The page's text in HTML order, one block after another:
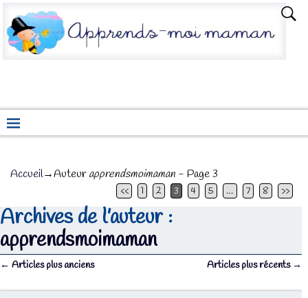
Accueil→Auteurapprendsmoimaman - Page 3
<< 1 2 3 4 5 … 7 8 >>
Archives de l’auteur :
apprendsmoimaman
← Articles plus anciens Articles plus récents →